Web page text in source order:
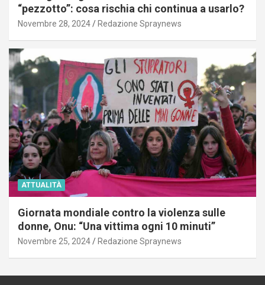
“pezzotto”: cosa rischia chi continua a usarlo?
Novembre 28, 2024 Redazione Spraynews
ATTUALITÀ
Giornata mondiale contro la violenza sulle
donne, Onu: “Una vittima ogni 10 minuti”
Novembre 25, 2024 Redazione Spraynews